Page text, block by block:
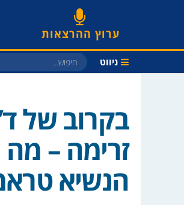
ערוץ ההרצאות
ניווט
בקרוב של
זרימה –
הנשיא